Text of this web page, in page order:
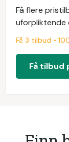
Få flere
uforpliktende
Få 3 tilbud •
Få tilbud